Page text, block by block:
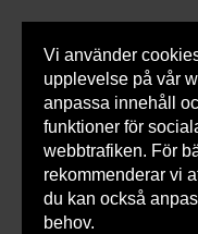
Vi använder
upplevelse på vår
anpassa innehåll
funktioner för
webbtrafiken. För
rekommenderar vi
du kan också
behov.
Du
här:
Armatec > Produkter
Slang PA AT 5745-
AT 5745-W55414110